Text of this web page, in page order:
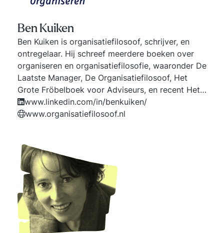
Ben Kuiken
Ben Kuiken is organisatiefilosoof, schrijver, en
ontregelaar. Hij schreef meerdere boeken over
organiseren en organisatiefilosofie, waaronder De
Laatste Manager, De Organisatiefilosoof, Het
Grote Fröbelboek voor Adviseurs, en recent Het
ZINnigste boek dat je ooit zult lezen. Op 8 maart
2024 promoveerde hij op het thema
www.linkedin.com/in/benkuiken/
www.organisatiefilosoof.nl